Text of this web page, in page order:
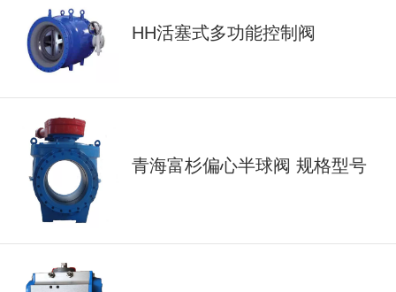
HH活塞式多功能控制阀
青海富杉偏心半球阀 规格型号